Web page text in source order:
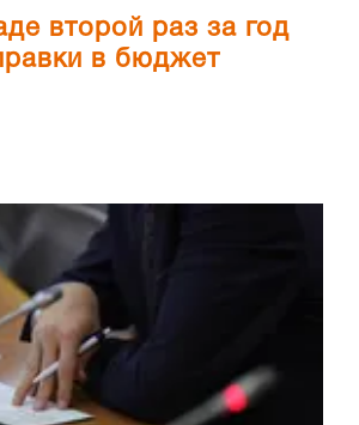
второй раз за год
в бюджет